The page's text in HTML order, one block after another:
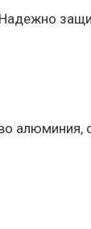
алюминия,